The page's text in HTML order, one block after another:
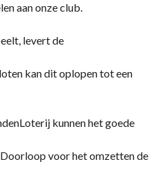
aan onze club.
levert de
kan dit oplopen tot een
kunnen het goede
voor het omzetten de